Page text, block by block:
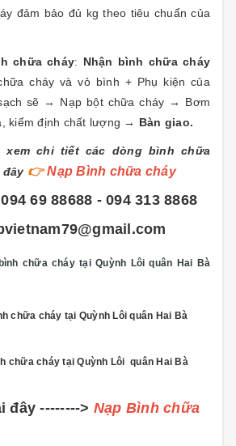
đảm bảo đủ kg theo tiêu chuẩn của
chữa cháy: Nhận bình chữa cháy
cháy và vỏ bình + Phụ kiện của
sẽ → Nạp bột chữa cháy → Bơm
kiểm định chất lượng → Bàn giao.
xem chi tiết các dòng bình chữa
đây 👉Nạp Bình chữa cháy
69 88688 - 094 313 8868
chữa cháy tại Quỳnh Lôi quân Hai Bà
chữa cháy tại Quỳnh Lôi quân Hai Bà
chữa cháy tại Quỳnh Lôi quân Hai Bà
đây --------> Nạp Bình chữa